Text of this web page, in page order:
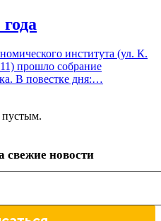
института (ул. К.
прошло собрание
В повестке дня:…
пустым.
свежие новости